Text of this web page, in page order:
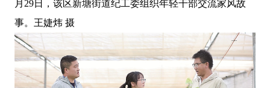
月29日，该区新塘街道纪工委组织年轻干部交流家风故
事。王婕炜 摄